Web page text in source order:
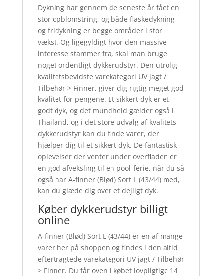
Dykning har gennem de seneste år fået en
stor opblomstring, og både flaskedykning
og fridykning er begge områder i stor
vækst. Og ligegyldigt hvor den massive
interesse stammer fra, skal man bruge
noget ordentligt dykkerudstyr. Den utrolig
kvalitetsbevidste varekategori UV jagt /
Tilbehør > Finner, giver dig rigtig meget god
kvalitet for pengene. Et sikkert dyk er et
godt dyk, og det mundheld gælder også i
Thailand, og i det store udvalg af kvalitets
dykkerudstyr kan du finde varer, der
hjælper dig til et sikkert dyk. De fantastisk
oplevelser der venter under overfladen er
en god afveksling til en pool-ferie, når du så
også har A-finner (Blød) Sort L (43/44) med,
kan du glæde dig over et dejligt dyk.
Køber dykkerudstyr billigt
online
A-finner (Blød) Sort L (43/44) er en af mange
varer her på shoppen og findes i den altid
eftertragtede varekategori UV jagt / Tilbehør
> Finner. Du får oven i købet lovpligtige 14